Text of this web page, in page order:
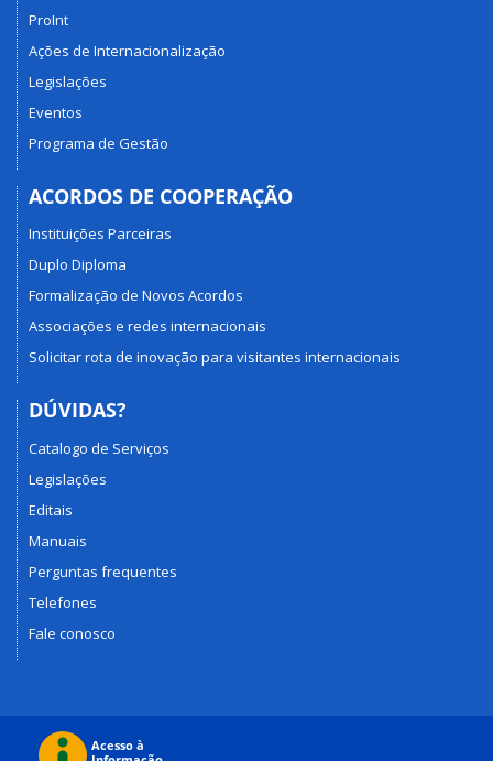
ProInt
Ações de Internacionalização
Legislações
Eventos
Programa de Gestão
ACORDOS DE COOPERAÇÃO
Instituições Parceiras
Duplo Diploma
Formalização de Novos Acordos
Associações e redes internacionais
Solicitar rota de inovação para visitantes internacionais
DÚVIDAS?
Catalogo de Serviços
Legislações
Editais
Manuais
Perguntas frequentes
Telefones
Fale conosco